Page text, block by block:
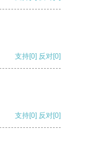
支持[0] 反对[0]
支持[0] 反对[0]